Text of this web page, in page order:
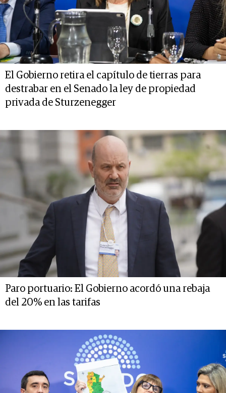
El Gobierno retira el capítulo de tierras para
destrabar en el Senado la ley de propiedad
privada de Sturzenegger
Paro portuario: El Gobierno acordó una rebaja
del 20% en las tarifas